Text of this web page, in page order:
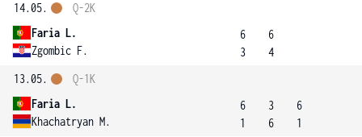
14.05.
Faria L.
Zgombic F.
Q-2K
6
3
6
4
13.05.
Faria L.
Khachatryan M.
Q-1K
6
1
3
6
6
1